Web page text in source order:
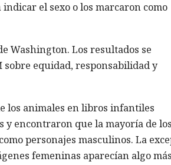
el sexo o los marcaron como
Washington. Los resultados se
sobre equidad, responsabilidad y
los animales en libros infantiles
y encontraron que la mayoría de los
personajes masculinos. La
femeninas aparecían algo